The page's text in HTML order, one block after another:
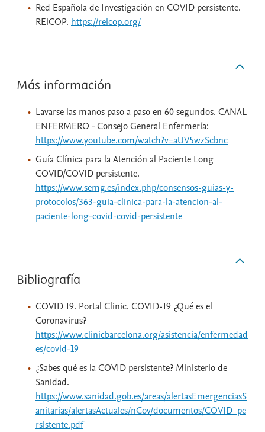
Red Española de Investigación en COVID persistente.
REiCOP. https://reicop.org/
Más información
Lavarse las manos paso a paso en 60 segundos. CANAL
ENFERMERO - Consejo General Enfermería:
https://www.youtube.com/watch?v=aUV5wzScbnc
Guía Clínica para la Atención al Paciente Long
COVID/COVID persistente.
https://www.semg.es/index.php/consensos-guias-y-
protocolos/363-guia-clinica-para-la-atencion-al-
paciente-long-covid-covid-persistente
Bibliografía
COVID 19. Portal Clinic. COVID-19 ¿Qué es el
Coronavirus?
https://www.clinicbarcelona.org/asistencia/enfermedad
es/covid-19
¿Sabes qué es la COVID persistente? Ministerio de
Sanidad.
https://www.sanidad.gob.es/areas/alertasEmergenciasS
anitarias/alertasActuales/nCov/documentos/COVID_pe
rsistente.pdf